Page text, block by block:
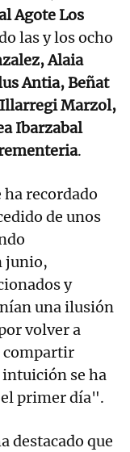
Agote Los
las y los ocho
Alaia
Antia, Beñat
Illarregi Marzol,
Ibarzabal
.
recordado
de unos
junio,
y
una ilusión
volver a
compartir
intuición se ha
el primer día".
destacado que